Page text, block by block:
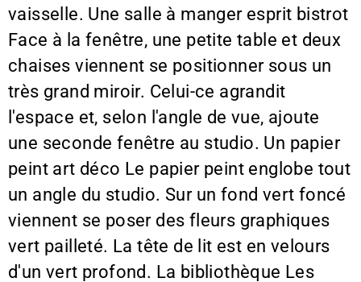
vaisselle. Une salle à manger esprit bistrot
Face à la fenêtre, une petite table et deux
chaises viennent se positionner sous un
très grand miroir. Celui-ce agrandit
l'espace et, selon l'angle de vue, ajoute
une seconde fenêtre au studio. Un papier
peint art déco Le papier peint englobe tout
un angle du studio. Sur un fond vert foncé
viennent se poser des fleurs graphiques
vert pailleté. La tête de lit est en velours
d'un vert profond. La bibliothèque Les